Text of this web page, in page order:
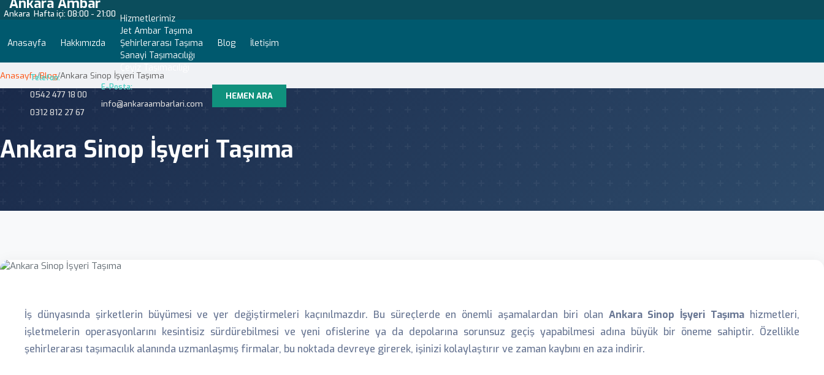
Ankara Hafta içi: 08:00 - 21:00
Anasayfa Hakkımızda
Hizmetlerimiz
Jet Ambar Taşıma
Şehirlerarası Taşıma
Sanayi Taşımacılığı
Blog İletişim
Telefon:
0542 477 18 00
0312 812 27 67
E-Posta:
info@ankaraambarlari.com
HEMEN ARA
Anasayfa/Blog/Ankara Sinop İşyeri Taşıma
Ankara Sinop İşyeri Taşıma
İş dünyasında şirketlerin büyümesi ve yer değiştirmeleri kaçınılmazdır. Bu süreçlerde en önemli aşamalardan biri olan Ankara Sinop İşyeri Taşıma hizmetleri,
işletmelerin operasyonlarını kesintisiz sürdürebilmesi ve yeni ofislerine ya da depolarına sorunsuz geçiş yapabilmesi adına büyük bir öneme sahiptir. Özellikle
şehirlerarası taşımacılık alanında uzmanlaşmış firmalar, bu noktada devreye girerek, işinizi kolaylaştırır ve zaman kaybını en aza indirir.